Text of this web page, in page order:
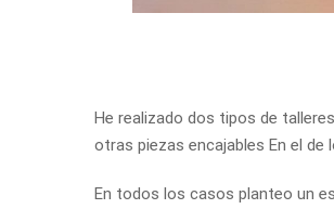
He realizado dos tipos de
otras piezas encajables En el
En todos los casos planteo un